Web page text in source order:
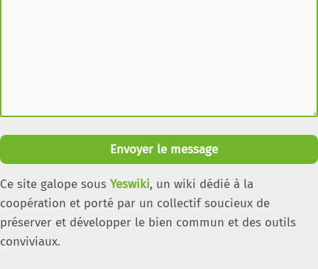
Envoyer le message
Ce site galope sous Yeswiki, un wiki dédié à la
coopération et porté par un collectif soucieux de
préserver et développer le bien commun et des outils
conviviaux.